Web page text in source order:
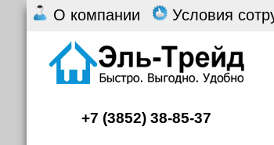
О компании Условия
+7 (3852) 38-85-37